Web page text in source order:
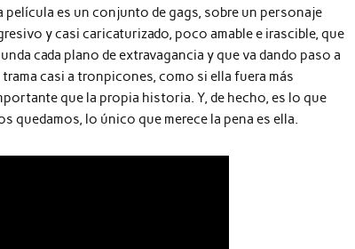
película es un conjunto de gags, sobre un personaje
y casi caricaturizado, poco amable e irascible, que
cada plano de extravagancia y que va dando paso a
trama casi a tronpicones, como si ella fuera más
que la propia historia. Y, de hecho, es lo que
quedamos, lo único que merece la pena es ella.